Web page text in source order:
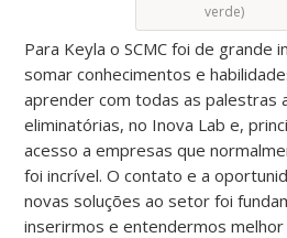
verde)
Para Keyla o SCMC foi de grande
somar conhecimentos e
aprender com todas as palestras
eliminatórias, no Inova Lab e,
acesso a empresas que
foi incrível. O contato e a
novas soluções ao setor foi
inserirmos e entendermos melhor